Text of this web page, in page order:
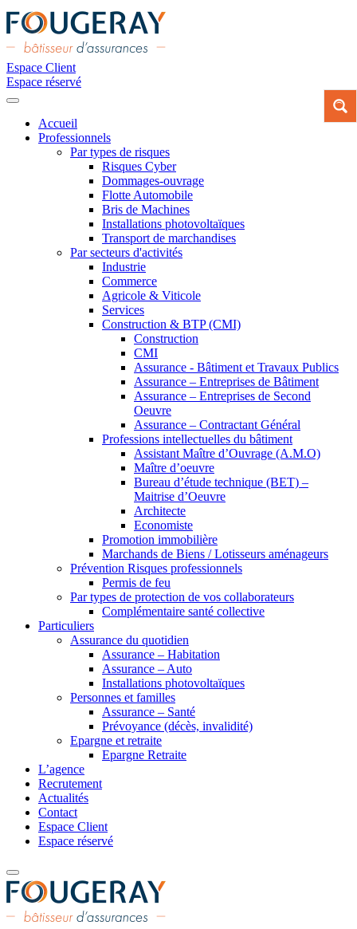
Espace Client
Espace réservé
Accueil
Professionnels
Par types de risques
Risques Cyber
Dommages-ouvrage
Flotte Automobile
Bris de Machines
Installations photovoltaïques
Transport de marchandises
Par secteurs d'activités
Industrie
Commerce
Agricole & Viticole
Services
Construction & BTP (CMI)
Construction
CMI
Assurance - Bâtiment et Travaux Publics
Assurance – Entreprises de Bâtiment
Assurance – Entreprises de Second
Oeuvre
Assurance – Contractant Général
Professions intellectuelles du bâtiment
Assistant Maître d’Ouvrage (A.M.O)
Maître d’oeuvre
Bureau d’étude technique (BET) –
Maitrise d’Oeuvre
Architecte
Economiste
Promotion immobilière
Marchands de Biens / Lotisseurs aménageurs
Prévention Risques professionnels
Permis de feu
Par types de protection de vos collaborateurs
Complémentaire santé collective
Particuliers
Assurance du quotidien
Assurance – Habitation
Assurance – Auto
Installations photovoltaïques
Personnes et familles
Assurance – Santé
Prévoyance (décès, invalidité)
Epargne et retraite
Epargne Retraite
L’agence
Recrutement
Actualités
Contact
Espace Client
Espace réservé